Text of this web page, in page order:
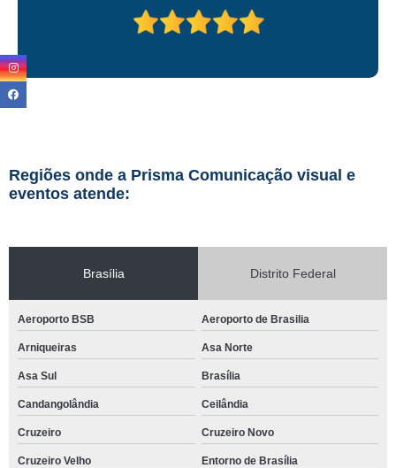
Regiões onde a Prisma Comunicação visual e
eventos atende:
Brasília Distrito Federal
Aeroporto BSB Aeroporto de Brasilia
Arniqueiras Asa Norte
Asa Sul Brasília
Candangolândia Ceilândia
Cruzeiro Cruzeiro Novo
Cruzeiro Velho Entorno de Brasília